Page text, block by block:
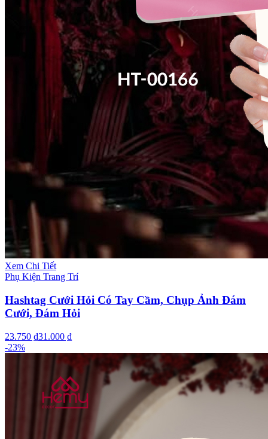
Xem Chi Tiết
Phụ Kiện Trang Trí
Hashtag Cưới Hỏi Có Tay Cầm, Chụp Ảnh Đám
Cưới, Đám Hỏi
23.750 ₫31.000 ₫
-23%